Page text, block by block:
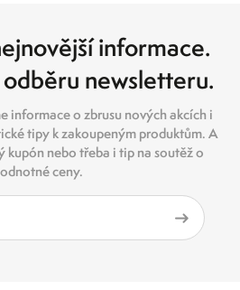
informace.
odběru newsletteru.
informace o zbrusu nových akcích i
tipy k zakoupeným produktům. A
kupón nebo třeba i tip na soutěž o
ceny.